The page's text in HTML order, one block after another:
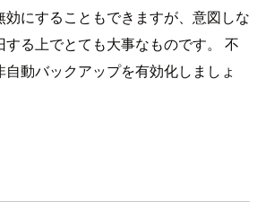
効にすることもできますが、意図しな
る上でとても大事なものです。 不
動バックアップを有効化しましょ